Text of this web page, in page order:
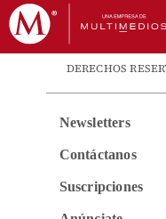
DERECHOS
Newsletters
Contáctanos
Suscripciones